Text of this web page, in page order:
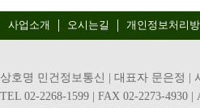
사업소개 오시는길 개인정보처리
상호명 민건정보통신 | 대표자 문은정 |
TEL 02-2268-1599 | FAX 02-2273-4930